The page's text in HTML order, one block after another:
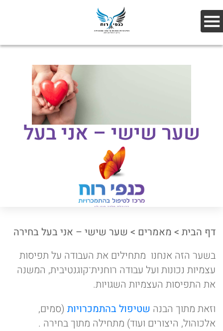
שער שישי – אני בעל
בחירה
דף הבית > מאמרים > שער שישי – אני בעל בחירה
בשער הזה אנחנו מתחילים את העבודה על תפיסות
עצמיות נכונות ועל עבודה רוחנית־קוגנטיבית, המשנה
את התפיסות העצמיות השגויות.
וזאת מתוך הבנה שטיפול בהתמכרויות (סמים,
אלכוהול, היצורים ועוד) מתחילה מתוך בחירה .